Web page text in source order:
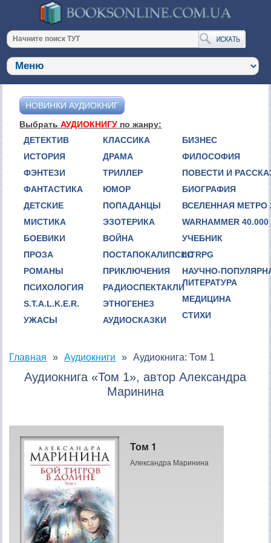
НОВИНКИ АУДИОКНИГ
ВыбратьАУДИОКНИГУ по жанру:
ДЕТЕКТИВ
ИСТОРИЯ
ФЭНТЕЗИ
ФАНТАСТИКА
ДЕТСКИЕ
МИСТИКА
БОЕВИКИ
ПРОЗА
РОМАНЫ
ПСИХОЛОГИЯ
S.T.A.L.K.E.R.
УЖАСЫ
КЛАССИКА
ДРАМА
ТРИЛЛЕР
ЮМОР
ПОПАДАНЦЫ
ЭЗОТЕРИКА
ВОЙНА
ПОСТАПОКАЛИПСИС
ПРИКЛЮЧЕНИЯ
РАДИОСПЕКТАКЛИ
ЭТНОГЕНЕЗ
АУДИОСКАЗКИ
БИЗНЕС
ФИЛОСОФИЯ
ПОВЕСТИ И
БИОГРАФИЯ
ВСЕЛЕННАЯ МЕТРО
WARHAMMER 40.000
УЧЕБНИК
LITRPG
НАУЧНО-
ЛИТЕРАТУРА
МЕДИЦИНА
СТИХИ
Главная Аудиокниги Аудиокнига: Том 1
Аудиокнига «Том 1», автор Александра
Маринина
Том 1
Александра Маринина